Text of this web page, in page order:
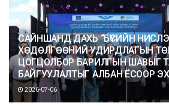
САЙНШАНД ДАХЬ “БҮСИЙН
ХӨДӨЛГӨӨНИЙ УДИРДЛАГЫН
ЦОГЦОЛБОР БАРИЛГЫН ШАВЫГ
БАЙГУУЛАЛТЫГ АЛБАН ЁСООР
2026-07-06